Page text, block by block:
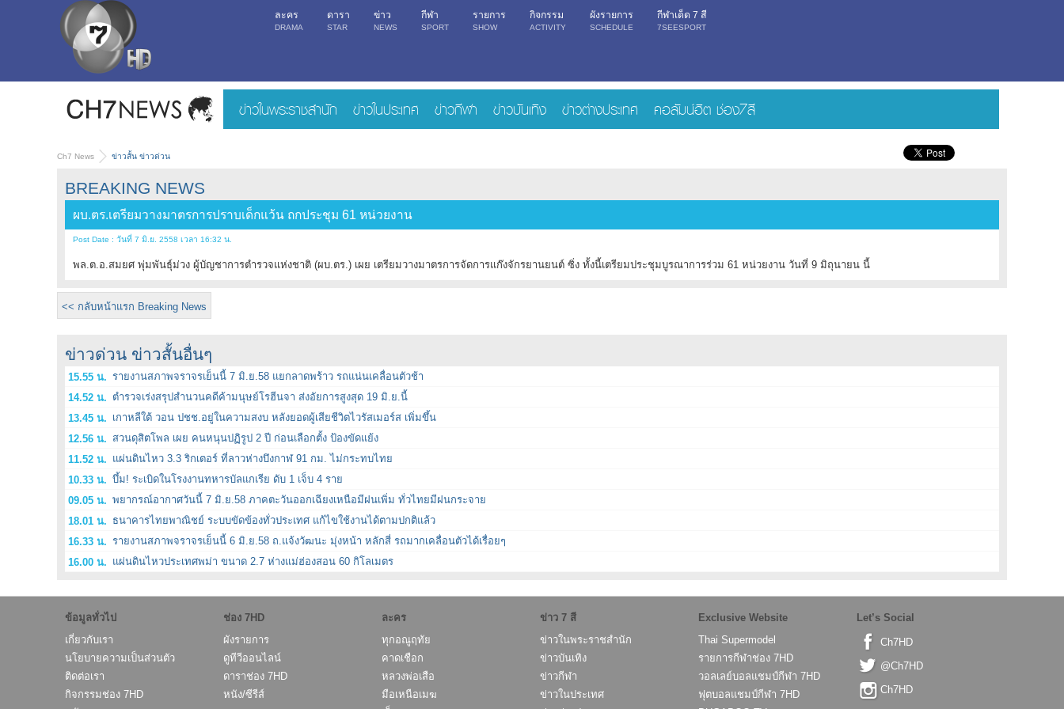
ละคร
DRAMA
ดารา
STAR
ข่าว
NEWS
กีฬา
SPORT
รายการ
SHOW
กิจกรรม
ACTIVITY
ผังรายการ
SCHEDULE
กีฬาเด็ด 7 สี
7SEESPORT
ข่าวในพระราชสำนัก ข่าวในประเทศ ข่าวกีฬา ข่าวบันเทิง ข่าวต่างประเทศ คอลัมน์ฮิต ช่อง7สี
Ch7 News ข่าวสั้น ข่าวด่วน
BREAKING NEWS
ผบ.ตร.เตรียมวางมาตรการปราบเด็กแว้น ถกประชุม 61 หน่วยงาน
Post Date : วันที่ 7 มิ.ย. 2558 เวลา 16:32 น.
พล.ต.อ.สมยศ พุ่มพันธุ์ม่วง ผู้บัญชาการตำรวจแห่งชาติ (ผบ.ตร.) เผย เตรียมวางมาตรการจัดการแก๊งจักรยานยนต์ ซิ่ง ทั้งนี้เตรียมประชุมบูรณาการร่วม 61 หน่วยงาน วันที่ 9 มิถุนายน นี้
<< กลับหน้าแรก Breaking News
ข่าวด่วน ข่าวสั้นอื่นๆ
15.55 น. รายงานสภาพจราจรเย็นนี้ 7 มิ.ย.58 แยกลาดพร้าว รถแน่นเคลื่อนตัวช้า
14.52 น. ตำรวจเร่งสรุปสำนวนคดีค้ามนุษย์โรฮีนจา ส่งอัยการสูงสุด 19 มิ.ย.นี้
13.45 น. เกาหลีใต้ วอน ปชช.อยู่ในความสงบ หลังยอดผู้เสียชีวิตไวรัสเมอร์ส เพิ่มขึ้น
12.56 น. สวนดุสิตโพล เผย คนหนุนปฏิรูป 2 ปี ก่อนเลือกตั้ง ป้องขัดแย้ง
11.52 น. แผ่นดินไหว 3.3 ริกเตอร์ ที่ลาวห่างบึงกาฬ 91 กม. ไม่กระทบไทย
10.33 น. บึ้ม! ระเบิดในโรงงานทหารบัลแกเรีย ดับ 1 เจ็บ 4 ราย
09.05 น. พยากรณ์อากาศวันนี้ 7 มิ.ย.58 ภาคตะวันออกเฉียงเหนือมีฝนเพิ่ม ทั่วไทยมีฝนกระจาย
18.01 น. ธนาคารไทยพาณิชย์ ระบบขัดข้องทั่วประเทศ แก้ไขใช้งานได้ตามปกติแล้ว
16.33 น. รายงานสภาพจราจรเย็นนี้ 6 มิ.ย.58 ถ.แจ้งวัฒนะ มุ่งหน้า หลักสี่ รถมากเคลื่อนตัวได้เรื่อยๆ
16.00 น. แผ่นดินไหวประเทศพม่า ขนาด 2.7 ห่างแม่ฮ่องสอน 60 กิโลเมตร
ข้อมูลทั่วไป
เกี่ยวกับเรา
นโยบายความเป็นส่วนตัว
ติดต่อเรา
กิจกรรมช่อง 7HD
ช่อง 7HD
ผังรายการ
ดูทีวีออนไลน์
ดาราช่อง 7HD
หนัง/ซีรีส์
ละคร
ทุกอณูฤทัย
คาดเชือก
หลวงพ่อเสือ
มือเหนือเมฆ
ข่าว 7 สี
ข่าวในพระราชสำนัก
ข่าวบันเทิง
ข่าวกีฬา
ข่าวในประเทศ
Exclusive Website
Thai Supermodel
รายการกีฬาช่อง 7HD
วอลเลย์บอลแชมป์กีฬา 7HD
ฟุตบอลแชมป์กีฬา 7HD
Let’s Social
Ch7HD
@Ch7HD
Ch7HD